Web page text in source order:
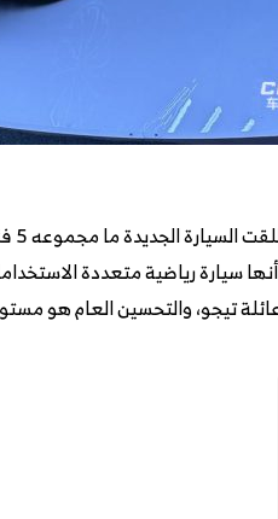
تيجو، والتحسين العام هو